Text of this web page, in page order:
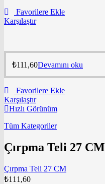
Favorilere Ekle
Karşılaştır
₺111,60Devamını oku
Favorilere Ekle
Karşılaştır
Hızlı Görünüm
Tüm Kategoriler
Çırpma Teli 27 CM
Çırpma Teli 27 CM
₺111,60